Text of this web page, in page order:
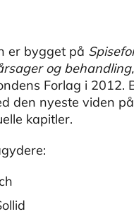
er bygget på
og behandling,
Forlag i 2012.
den nyeste viden
kapitler.